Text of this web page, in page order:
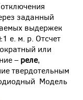
заданный
выдержек
e. м. p. Отсчет
или
– реле,
твердотельным
Модель